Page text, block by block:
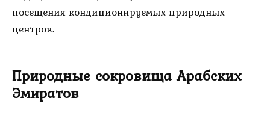
посещения кондиционируемых природных
центров.
Природные сокровища Арабских
Эмиратов